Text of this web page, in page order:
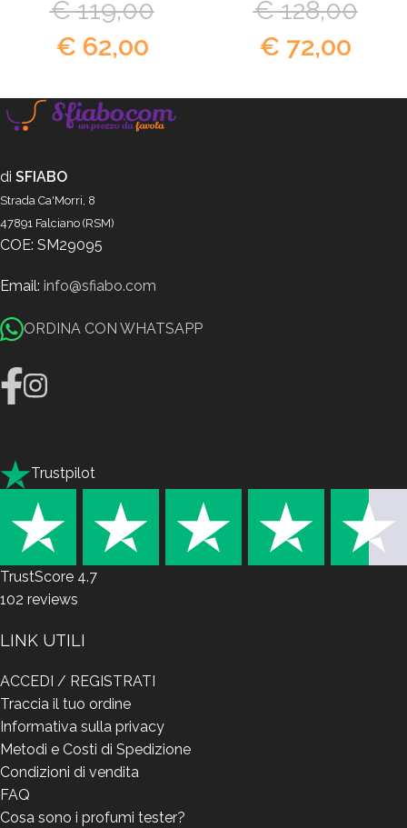
€119,00
€ 62,00
€128,00
€ 72,00
di SFIABO
Strada Ca'Morri, 8
47891 Falciano (RSM)
COE: SM29095
Email: info@sfiabo.com
ORDINA CON WHATSAPP
Trustpilot
TrustScore 4.7
102 reviews
LINK UTILI
ACCEDI / REGISTRATI
Traccia il tuo ordine
Informativa sulla privacy
Metodi e Costi di Spedizione
Condizioni di vendita
FAQ
Cosa sono i profumi tester?